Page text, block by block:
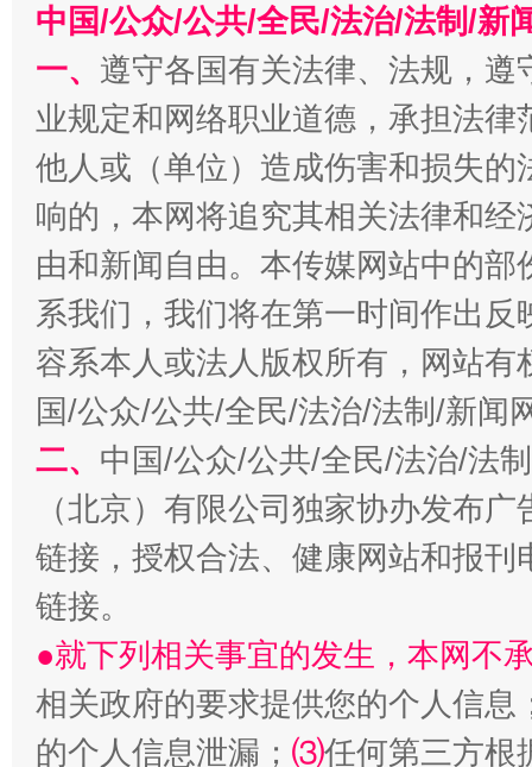
揭开“小金库”的免责幌子
受贿1.44亿！段成刚被判无期 从幼
中国/公众/公共/全民/法治/法制/新
一、 遵守各国有关法律、法规，
业规定和网络职业道德，承担法
他人或（单位）造成伤害和损失
响的，本网将追究其相关法律和
由和新闻自由。本传媒网站中的
系我们，我们将在第一时间作出
容系本人或法人版权所有，网站
国/公众/公共/全民/法治/法制/新闻
二、 中国/公众/公共/全民/法治/法
（北京）有限公司独家协办发布
链接，授权合法、健康网站和报
链接。
●就下列相关事宜的发生，本网不
相关政府的要求提供您的个人信息
的个人信息泄漏； ⑶任何第三方根